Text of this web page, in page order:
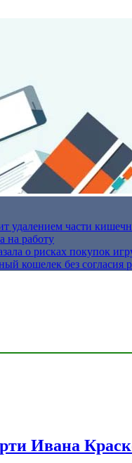
удалением части
на работу
о рисках покупок
кошелек без согласия
Ивана